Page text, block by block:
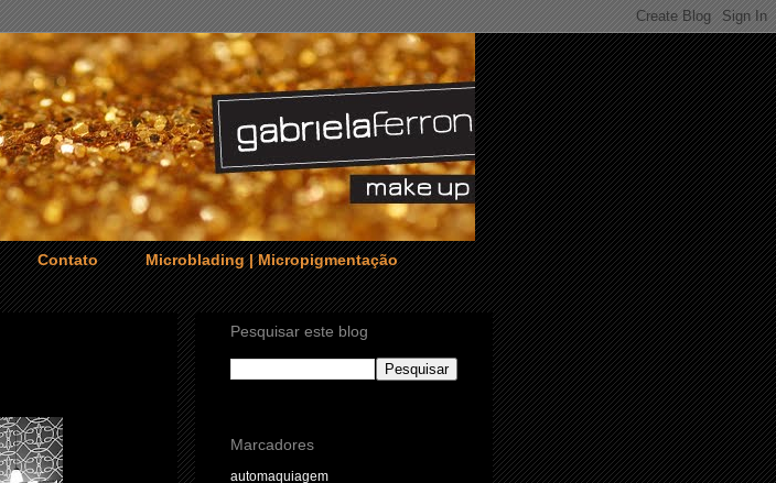
Contato Microblading | Micropigmentação
Pesquisar este blog
Marcadores
automaquiagem